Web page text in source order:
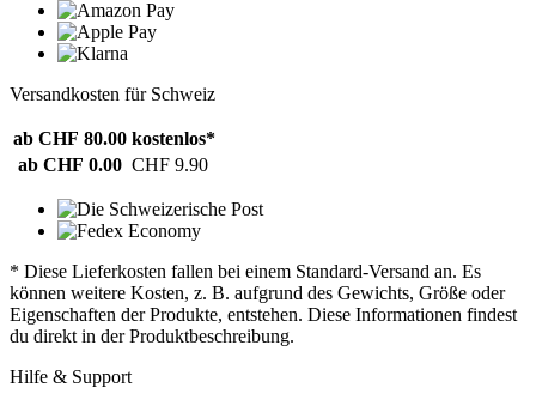
Versandkosten für Schweiz
ab CHF 80.00 kostenlos*
ab CHF 0.00 CHF 9.90
* Diese Lieferkosten fallen bei einem Standard-Versand an. Es
können weitere Kosten, z. B. aufgrund des Gewichts, Größe oder
Eigenschaften der Produkte, entstehen. Diese Informationen findest
du direkt in der Produktbeschreibung.
Hilfe & Support